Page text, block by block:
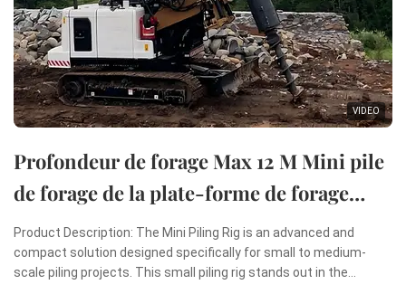
VIDEO
Profondeur de forage Max 12 M Mini pile
de forage de la plate-forme de forage
rotatif Mini machine de pilonnage
Product Description: The Mini Piling Rig is an advanced and
compact solution designed specifically for small to medium-
scale piling projects. This small piling rig stands out in the